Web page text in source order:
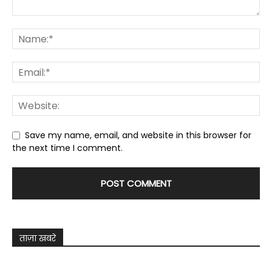
Save my name, email, and website in this browser for
the next time I comment.
ताज़ा खबरे